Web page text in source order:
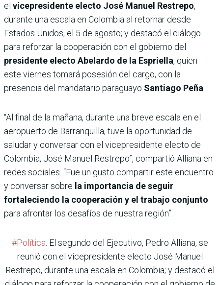
el vicepresidente electo José Manuel Restrepo,
durante una escala en Colombia al retornar desde
Estados Unidos, el 5 de agosto; y destacó el diálogo
para reforzar la cooperación con el gobierno del
presidente electo Abelardo de la Espriella, quien
este viernes tomará posesión del cargo, con la
presencia del mandatario paraguayo Santiago Peña
“Al final de la mañana, durante una breve escala en el
aeropuerto de Barranquilla, tuve la oportunidad de
saludar y conversar con el vicepresidente electo de
Colombia, José Manuel Restrepo”, compartió Alliana en
redes sociales. “Fue un gusto compartir este encuentro
y conversar sobre la importancia de seguir
fortaleciendo la cooperación y el trabajo conjunto
para afrontar los desafíos de nuestra región”.
#Política . El segundo del Ejecutivo, Pedro Alliana, se
reunió con el vicepresidente electo José Manuel
Restrepo, durante una escala en Colombia; y destacó el